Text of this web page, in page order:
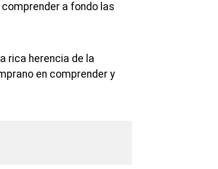
a fondo las
rica herencia de la
en comprender y